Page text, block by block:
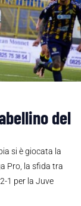
del
si è giocata la
Pro, la sfida tra
1 per la Juve